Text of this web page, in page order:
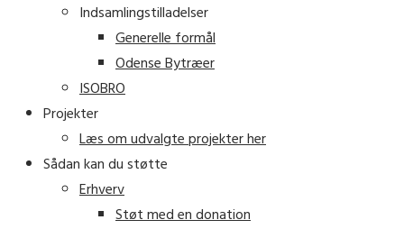
Indsamlingstilladelser
Generelle formål
Odense Bytræer
ISOBRO
Projekter
Læs om udvalgte projekter her
Sådan kan du støtte
Erhverv
Støt med en donation